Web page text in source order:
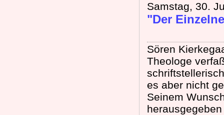
Samstag, 30.
"Der
Sören
Theologe
es aber nicht
Seinem